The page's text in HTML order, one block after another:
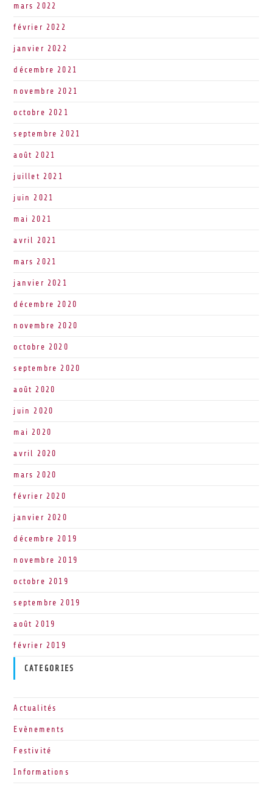
mars 2022
février 2022
janvier 2022
décembre 2021
novembre 2021
octobre 2021
septembre 2021
août 2021
juillet 2021
juin 2021
mai 2021
avril 2021
mars 2021
janvier 2021
décembre 2020
novembre 2020
octobre 2020
septembre 2020
août 2020
juin 2020
mai 2020
avril 2020
mars 2020
février 2020
janvier 2020
décembre 2019
novembre 2019
octobre 2019
septembre 2019
août 2019
février 2019
CATEGORIES
Actualités
Evènements
Festivité
Informations